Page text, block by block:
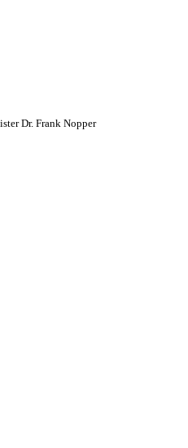
Dr. Frank Nopper